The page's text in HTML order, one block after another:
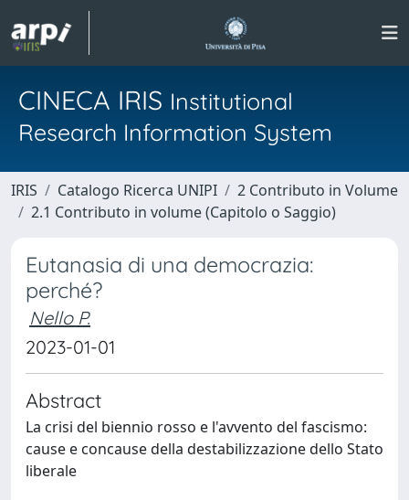
CINECA IRIS Institutional
Research Information System
IRIS Catalogo Ricerca UNIPI
2 Contributo in Volume
2.1 Contributo in volume (Capitolo o Saggio)
Eutanasia di una democrazia:
perché?
Nello P.
2023-01-01
Abstract
La crisi del biennio rosso e l'avvento del fascismo:
cause e concause della destabilizzazione dello Stato
liberale